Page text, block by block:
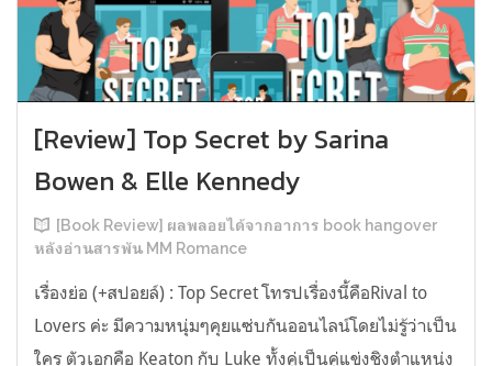
[Review] Top Secret by Sarina
Bowen & Elle Kennedy
[Book Review] ผลพลอยได้จากอาการ book hangover
หลังอ่านสารพัน MM Romance
เรื่องย่อ (+สปอยล์) : Top Secret โทรปเรื่องนี้คือRival to
Lovers ค่ะ มีความหนุ่มๆคุยแซ่บกันออนไลน์โดยไม่รู้ว่าเป็น
ใคร ตัวเอกคือ Keaton กับ Luke ทั้งคู่เป็นคู่แข่งชิงตำแหน่ง